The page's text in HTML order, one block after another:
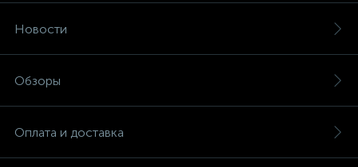
Новости
Обзоры
Оплата и доставка